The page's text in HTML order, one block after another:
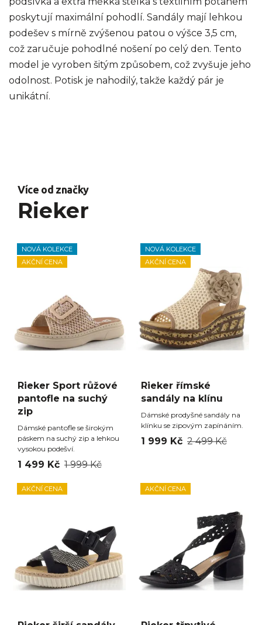
poskytují maximální pohodlí. Sandály mají lehkou
podešev s mírně zvýšenou patou o výšce 3,5 cm,
což zaručuje pohodlné nošení po celý den. Tento
model je vyroben šitým způsobem, což zvyšuje jeho
odolnost. Potisk je nahodilý, takže každý pár je
unikátní.
Více od značky
Rieker
NOVÁ KOLEKCE
AKČNÍ CENA
Rieker Sport růžové
pantofle na suchý
zip
Dámské pantofle se širokým
páskem na suchý zip a lehkou
vysokou podešví.
1 499 Kč 1 999 Kč
NOVÁ KOLEKCE
AKČNÍ CENA
Rieker římské
sandály na klínu
Dámské prodyšné sandály na
klínku se zipovým zapínáním.
1 999 Kč 2 499 Kč
AKČNÍ CENA AKČNÍ CENA